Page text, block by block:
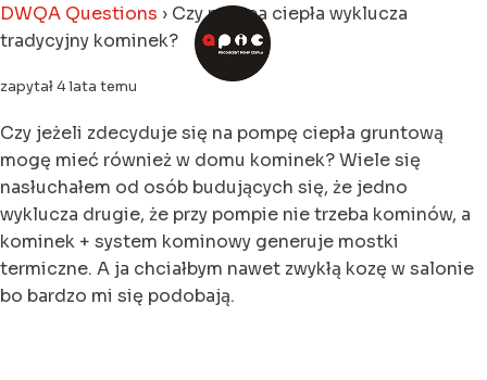
DWQA Questions › Czy pompa ciepła wyklucza
tradycyjny kominek?
zapytał 4 lata temu
Czy jeżeli zdecyduje się na pompę ciepła gruntową
mogę mieć również w domu kominek? Wiele się
nasłuchałem od osób budujących się, że jedno
wyklucza drugie, że przy pompie nie trzeba kominów, a
kominek + system kominowy generuje mostki
termiczne. A ja chciałbym nawet zwykłą kozę w salonie
bo bardzo mi się podobają.